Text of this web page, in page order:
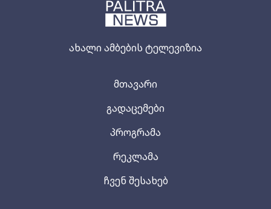
ახალი ამბების ტელევიზია
მთავარი
გადაცემები
პროგრამა
რეკლამა
ჩვენ შესახებ